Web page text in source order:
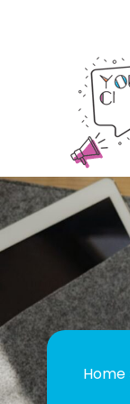
Home